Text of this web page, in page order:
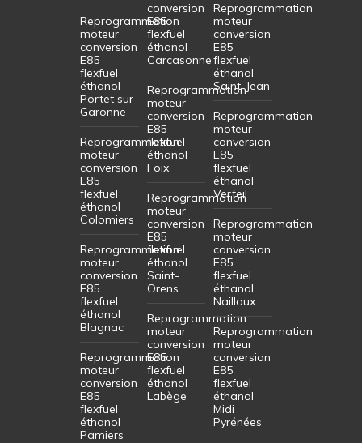
Reprogrammation
moteur
conversion
E85
flexfuel
éthanol
Portet sur
Garonne
Reprogrammation
moteur
conversion
E85
flexfuel
éthanol
Colomiers
Reprogrammation
moteur
conversion
E85
flexfuel
éthanol
Blagnac
Reprogrammation
moteur
conversion
E85
flexfuel
éthanol
Pamiers
conversion
E85
flexfuel
éthanol
Carcasonne
Reprogrammation
moteur
conversion
E85
flexfuel
éthanol
Foix
Reprogrammation
moteur
conversion
E85
flexfuel
éthanol
Saint-
Orens
Reprogrammation
moteur
conversion
E85
flexfuel
éthanol
Labège
Reprogrammation
moteur
conversion
E85
flexfuel
éthanol
Saint-Jean
Reprogrammation
moteur
conversion
E85
flexfuel
éthanol
Verfeil
Reprogrammation
moteur
conversion
E85
flexfuel
éthanol
Nailloux
Reprogrammation
moteur
conversion
E85
flexfuel
éthanol
Midi
Pyrénées